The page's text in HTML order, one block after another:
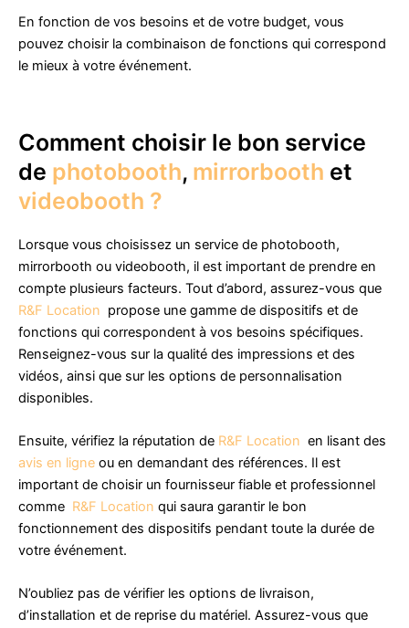
En fonction de vos besoins et de votre budget, vous
pouvez choisir la combinaison de fonctions qui correspond
le mieux à votre événement.
Comment choisir le bon service
de photobooth, mirrorbooth et
videobooth ?
Lorsque vous choisissez un service de photobooth,
mirrorbooth ou videobooth, il est important de prendre en
compte plusieurs facteurs. Tout d’abord, assurez-vous que
R&F Location propose une gamme de dispositifs et de
fonctions qui correspondent à vos besoins spécifiques.
Renseignez-vous sur la qualité des impressions et des
vidéos, ainsi que sur les options de personnalisation
disponibles.
Ensuite, vérifiez la réputation de R&F Location en lisant des
avis en ligne ou en demandant des références. Il est
important de choisir un fournisseur fiable et professionnel
comme R&F Location qui saura garantir le bon
fonctionnement des dispositifs pendant toute la durée de
votre événement.
N’oubliez pas de vérifier les options de livraison,
d’installation et de reprise du matériel. Assurez-vous que